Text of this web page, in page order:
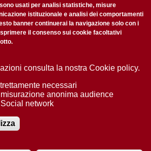
Privacy
Area stampa
di Padova n. 2097/2012 del 18 giugno
usati per analisi statistiche, misure
istituzionale e analisi dei comportamenti
banner continuerai la navigazione solo con i
il consenso sui cookie facoltativi
consulta la nostra Cookie policy.
necessari
anonima audience
network